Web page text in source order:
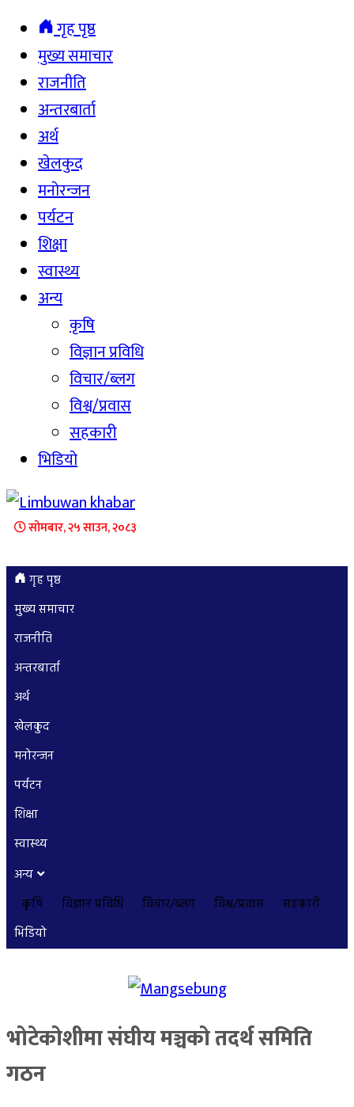
गृह पृष्ठ
मुख्य समाचार
राजनीति
अन्तरबार्ता
अर्थ
खेलकुद
मनोरन्जन
पर्यटन
शिक्षा
स्वास्थ्य
अन्य
कृषि
विज्ञान प्रविधि
विचार/ब्लग
विश्व/प्रवास
सहकारी
भिडियो
सोमबार, २५ साउन, २०८३
गृह पृष्ठ
मुख्य समाचार
राजनीति
अन्तरबार्ता
अर्थ
खेलकुद
मनोरन्जन
पर्यटन
शिक्षा
स्वास्थ्य
अन्य
कृषि
विज्ञान प्रविधि विचार/ब्लग विश्व/प्रवास
सहकारी
भिडियो
भोटेकोशीमा संघीय मञ्चको तदर्थ समिति
गठन